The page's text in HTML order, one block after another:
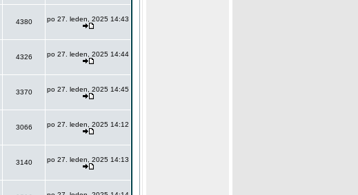
4380 po 27. leden, 2025 14:43
4326 po 27. leden, 2025 14:44
3370 po 27. leden, 2025 14:45
3066 po 27. leden, 2025 14:12
3140 po 27. leden, 2025 14:13